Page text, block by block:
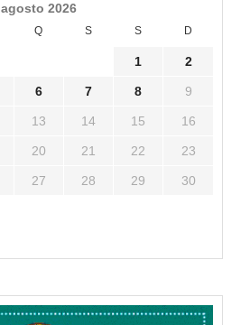
agosto 2026
Q S S D
1 2
6 7 8 9
13 14 15 16
20 21 22 23
27 28 29 30